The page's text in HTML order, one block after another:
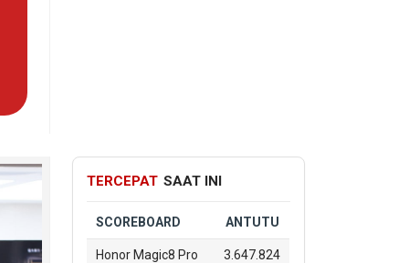
TERCEPAT SAAT INI
SCOREBOARD ANTUTU
Honor Magic8 Pro 3.647.824